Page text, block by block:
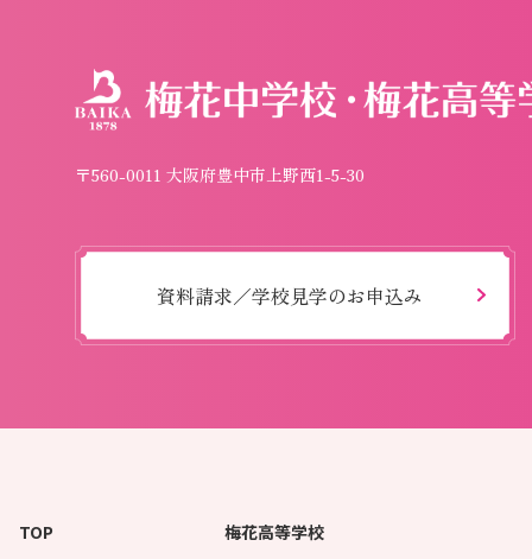
〒560-0011 大阪府豊中市上野西1-5-30
資料請求／学校見学のお申込み
TOP
梅花高等学校